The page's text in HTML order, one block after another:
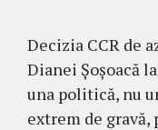
Decizia CCR de
Dianei Șoșoacă
una politică, nu
extrem de gravă,